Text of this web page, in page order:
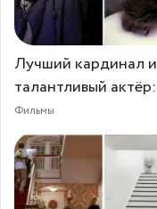
Лучший кардинал и
талантливый актёр:
Фильмы